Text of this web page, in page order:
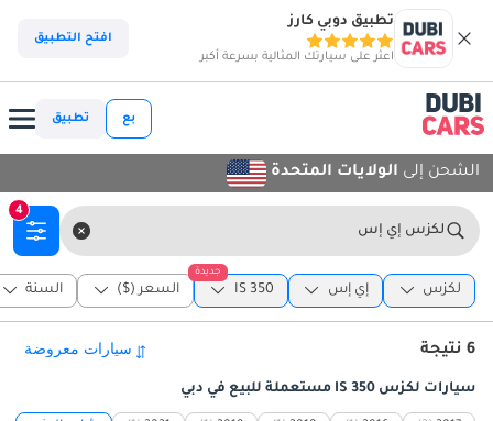
تطبيق دوبي كارز
اعثر على سيارتك المثالية بسرعة أكبر
افتح التطبيق
بع تطبيق
الشحن إلى الولايات المتحدة
لكزس إي إس
4
لكزس إي إس
جديدة
IS 350 السعر ($) السنة
6 نتيجة
سيارات لكزس IS 350 مستعملة للبيع في دبي